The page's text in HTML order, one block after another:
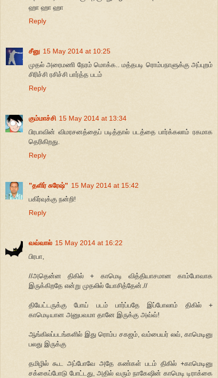
ஹா ஹா ஹா
Reply
சீனு 15 May 2014 at 10:25
முதல் அரைமணி நேரம் மொக்க.. மத்தபடி ரொம்பநாளுக்கு அப்புறம்
சிரிச்சி ரசிச்சி பார்த்த படம்
Reply
கும்மாச்சி 15 May 2014 at 13:34
பிரபாவின் விமரசனத்தைப் படித்தால் படத்தை பார்க்கலாம் ரகமாக
தெரிகிறது.
Reply
”தளிர் சுரேஷ்” 15 May 2014 at 15:42
பகிர்வுக்கு நன்றி!
Reply
வவ்வால் 15 May 2014 at 16:22
பிரபா,
//அதென்ன திகில் + காமெடி வித்தியாசமான காம்போவாக
இருக்கிறதே என்று முதலில் யோசித்தேன்.//
தியேட்டருக்கு போய் படம் பார்ப்பதே இப்போலாம் திகில் +
காமெடியான அனுபவமா தானே இருக்கு அவ்வ்!
ஆங்கிலப்படங்களில் இது ரொம்ப சகஜம், வம்பையர் லவ், காமெடினு
பலது இருக்கு
தமிழில் கூட அப்போவே அதே கண்கள் படம் திகில் +காமெடினு
சக்கைப்போடு போட்டது, அதில் வரும் நாகேஷின் காமெடி டிராக்கை